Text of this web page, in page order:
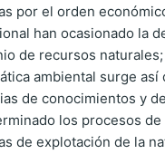
por el orden
han ocasionado la
de recursos
ambiental surge así
de conocimientos y
los procesos
de explotación de la